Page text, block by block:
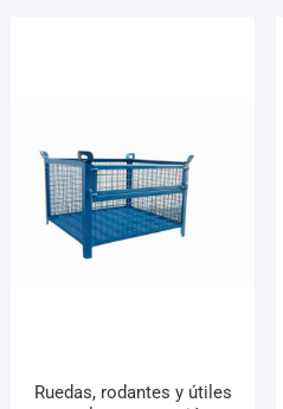
Ruedas, rodantes y útiles